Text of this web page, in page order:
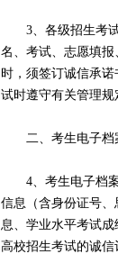
3、各级招生考试
名、考试、志愿填
时，须签订诚信承
试时遵守有关管理规
二、考生电子档
4、考生电子档案
信息（含身份证号
息、学业水平考试
高校招生考试的诚信